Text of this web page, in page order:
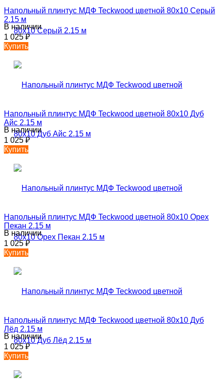
Напольный плинтус МДФ Teckwood цветной 80х10 Серый
2.15 м
В наличии
1 025₽
Купить
Напольный плинтус МДФ Teckwood цветной 80х10 Дуб
Айс 2.15 м
В наличии
1 025₽
Купить
Напольный плинтус МДФ Teckwood цветной 80х10 Орех
Пекан 2.15 м
В наличии
1 025₽
Купить
Напольный плинтус МДФ Teckwood цветной 80х10 Дуб
Лёд 2.15 м
В наличии
1 025₽
Купить